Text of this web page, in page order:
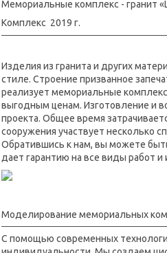
Мемориальные комплекс - гранит
Комплекс 2019 г.
Изделия из гранита и других
стиле. Строение призванное
реализует мемориальные
выгодным ценам. Изготовление и
проекта. Общее время
сооружения участвует несколько
Обратившись к нам, вы можете
дает гарантию на все виды работ
Моделирование мемориальных
С помощью современных